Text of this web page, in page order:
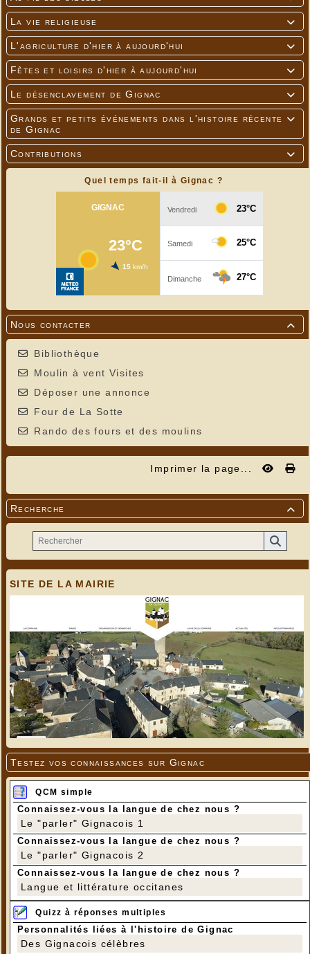

La vie religieuse

L'agriculture d'hier à aujourd'hui

Fêtes et loisirs d'hier à aujourd'hui

Le désenclavement de Gignac

Grands et petits événements dans l'histoire récente
de Gignac

Contributions
Quel temps fait-il à Gignac ?

Nous contacter
Bibliothèque
Moulin à vent Visites
Déposer une annonce
Four de La Sotte
Rando des fours et des moulins
Imprimer la page...

Recherche
SITE DE LA MAIRIE
Testez vos connaissances sur Gignac
QCM simple
Connaissez-vous la langue de chez nous ?
Le "parler" Gignacois 1
Connaissez-vous la langue de chez nous ?
Le "parler" Gignacois 2
Connaissez-vous la langue de chez nous ?
Langue et littérature occitanes
Quizz à réponses multiples
Personnalités liées à l'histoire de Gignac
Des Gignacois célèbres